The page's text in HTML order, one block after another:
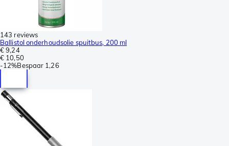
143 reviews
Ballistol onderhoudsolie spuitbus, 200 ml
€ 9,24
€ 10,50
-12%Bespaar 1,26